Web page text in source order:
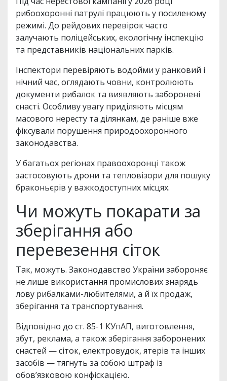
рибоохоронні патрулі працюють у посиленому
режимі. До рейдових перевірок часто
залучають поліцейських, екологічну інспекцію
та представників національних парків.
Інспектори перевіряють водойми у ранковий і
нічний час, оглядають човни, контролюють
документи рибалок та виявляють заборонені
снасті. Особливу увагу приділяють місцям
масового нересту та ділянкам, де раніше вже
фіксували порушення природоохоронного
законодавства.
У багатьох регіонах правоохоронці також
застосовують дрони та тепловізори для пошуку
браконьєрів у важкодоступних місцях.
Чи можуть покарати за
зберігання або
перевезення сіток
Так, можуть. Законодавство України забороняє
не лише використання промислових знарядь
лову рибалками-любителями, а й їх продаж,
зберігання та транспортування.
Відповідно до ст. 85-1 КУпАП, виготовлення,
збут, реклама, а також зберігання заборонених
снастей — сіток, електровудок, ятерів та інших
засобів — тягнуть за собою штраф із
обов’язковою конфіскацією.